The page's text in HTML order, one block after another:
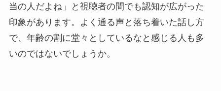
当の人だよね」と視聴者の間でも認知が広がった
印象があります。よく通る声と落ち着いた話し方
で、年齢の割に堂々としているなと感じる人も多
いのではないでしょうか。